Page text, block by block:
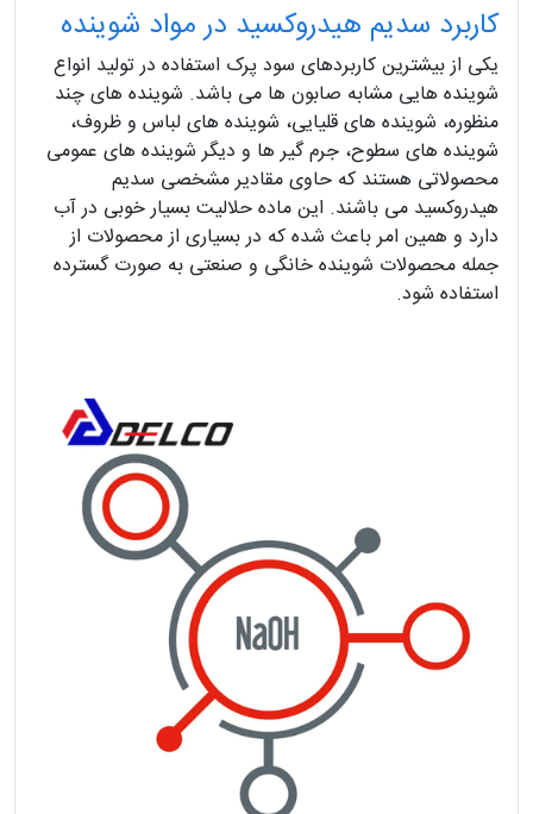
کاربرد سدیم هیدروکسید در مواد شوینده
یکی از بیشترین کاربردهای سود پرک استفاده در تولید انواع
شوینده هایی مشابه صابون ها می باشد. شوینده های چند
منظوره، شوینده های قلیایی، شوینده های لباس و ظروف،
شوینده های سطوح، جرم گیر ها و دیگر شوینده های عمومی
محصولاتی هستند که حاوی مقادیر مشخصی سدیم
هیدروکسید می باشند. این ماده حلالیت بسیار خوبی در آب
دارد و همین امر باعث شده که در بسیاری از محصولات از
جمله محصولات شوینده خانگی و صنعتی به صورت گسترده
استفاده شود.